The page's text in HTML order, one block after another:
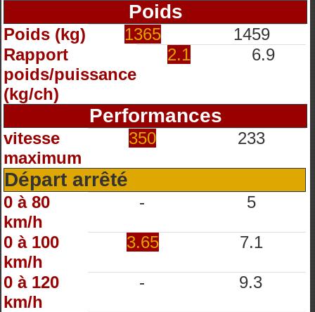
Poids
Poids (kg) 1365
1459
Rapport
poids/puissance
(kg/ch)
2.1 6.9
Performances
vitesse
maximum
350 233
Départ arrêté
0 à 80
km/h
- 5
0 à 100
km/h
3.65 7.1
0 à 120
km/h
- 9.3